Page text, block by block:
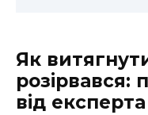
Як
розірвався:
від експерта